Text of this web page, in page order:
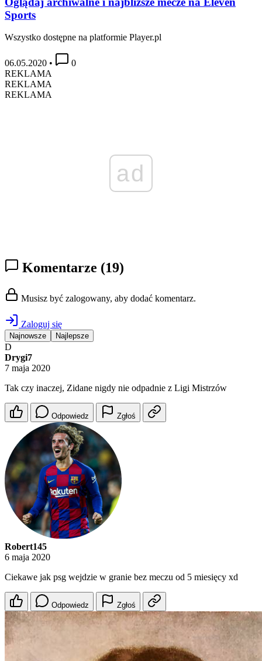
Sports
Wszystko dostępne na platformie Player.pl
06.05.2020 •
0
REKLAMA
REKLAMA
REKLAMA
ad
Komentarze (19)
Musisz być zalogowany, aby dodać komentarz.
Zaloguj się
Najnowsze Najlepsze
D
Drygi7
7 maja 2020
Tak czy inaczej, Zidane nigdy nie odpadnie z Ligi Mistrzów
Odpowiedz Zgłoś
Robert145
6 maja 2020
Ciekawe jak psg wejdzie w granie bez meczu od 5 miesięcy xd
Odpowiedz Zgłoś